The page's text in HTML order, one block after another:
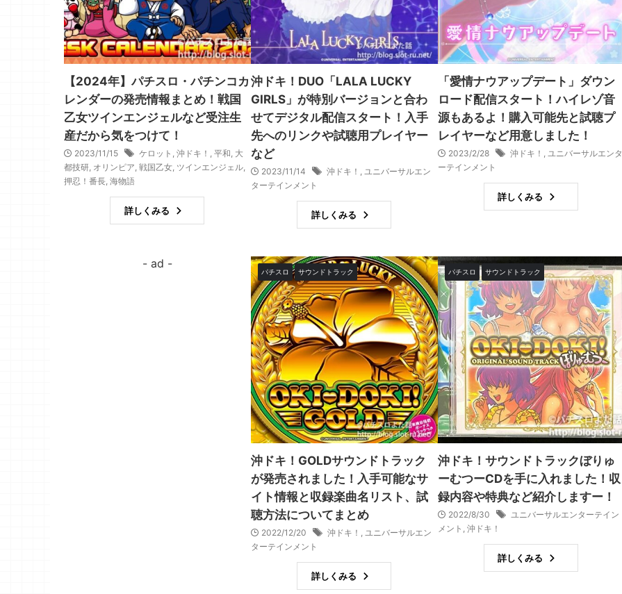
【2024年】パチスロ・パチンコカ
レンダーの発売情報まとめ！戦国
乙女ツインエンジェルなど受注生
産だから気をつけて！
2023/11/15 ケロット , 沖ドキ！ , 平和, 大
都技研, オリンピア, 戦国乙女, ツインエンジェル,
押忍！番長, 海物語
詳しくみる
沖ドキ！DUO「LALA LUCKY
GIRLS」が特別バージョンと合わ
せてデジタル配信スタート！入手
先へのリンクや試聴用プレイヤー
など
2023/11/14 沖ドキ！ , ユニバーサルエン
ターテインメント
詳しくみる
「愛情ナウアップデート」ダウン
ロード配信スタート！ハイレゾ音
源もあるよ！購入可能先と試聴プ
レイヤーなど用意しました！
2023/2/28 沖ドキ！ , ユニバーサルエンタ
ーテインメント
詳しくみる
パチスロ サウンドトラック
沖ドキ！GOLDサウンドトラック
が発売されました！入手可能なサ
イト情報と収録楽曲名リスト、試
聴方法についてまとめ
2022/12/20 沖ドキ！ , ユニバーサルエン
ターテインメント
詳しくみる
パチスロ サウンドトラック
沖ドキ！サウンドトラックぼりゅ
ーむつーCDを手に入れました！収
録内容や特典など紹介しますー！
2022/8/30
ユニバーサルエンターテイン
メント , 沖ドキ！
詳しくみる